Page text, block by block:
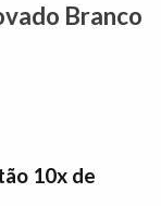
Branco
10x de